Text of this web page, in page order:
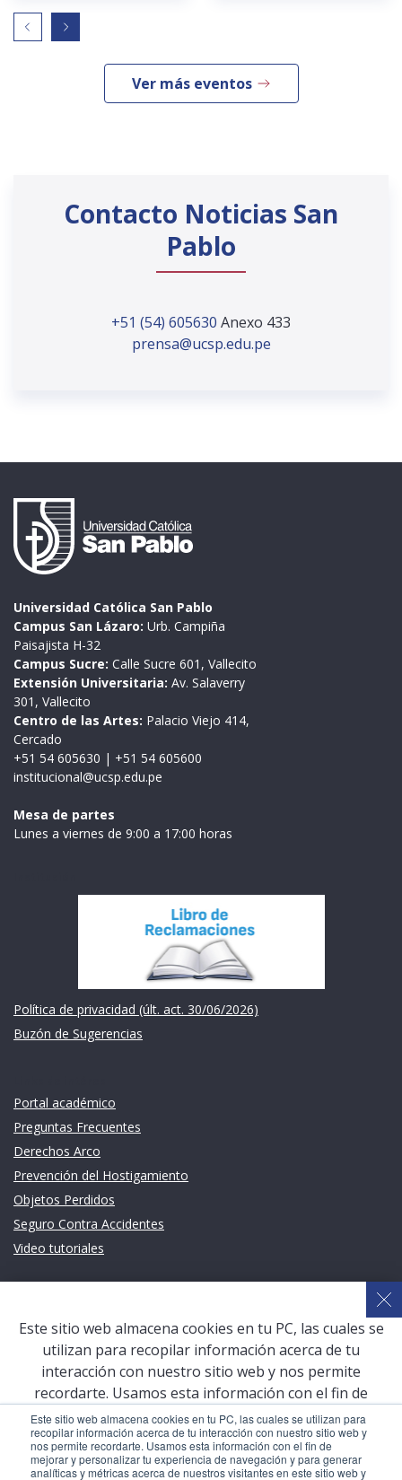
Este sitio web almacena cookies en tu PC, las cuales se utilizan para
recopilar información acerca de tu interacción con nuestro sitio web y
nos permite recordarte. Usamos esta información con el fin de
mejorar y personalizar tu experiencia de navegación y para generar
analíticas y métricas acerca de nuestros visitantes en este sitio web y
Ver más eventos
Contacto Noticias San
Pablo
+51 (54) 605630 Anexo 433
prensa@ucsp.edu.pe
Universidad Católica San Pablo
Campus San Lázaro: Urb. Campiña
Paisajista H-32
Campus Sucre: Calle Sucre 601, Vallecito
Extensión Universitaria: Av. Salaverry
301, Vallecito
Centro de las Artes: Palacio Viejo 414,
Cercado
+51 54 605630 | +51 54 605600
institucional@ucsp.edu.pe
Mesa de partes
Lunes a viernes de 9:00 a 17:00 horas
Política de privacidad (últ. act. 30/06/2026)
Buzón de Sugerencias
Portal académico
Preguntas Frecuentes
Derechos Arco
Prevención del Hostigamiento
Objetos Perdidos
Seguro Contra Accidentes
Video tutoriales
Sistema de Gestión Académica (SGA)
Defensoría Universitaria
Terceros vinculados
San Pablo Mail
Aula Virtual Pregrado
Aula Virtual Postgrado
Este sitio web almacena cookies en tu PC, las cuales se
utilizan para recopilar información acerca de tu
interacción con nuestro sitio web y nos permite
recordarte. Usamos esta información con el fin de
mejorar y personalizar tu experiencia de navegación y
para generar analíticas y métricas acerca de nuestros
visitantes en este sitio web y otros medios de